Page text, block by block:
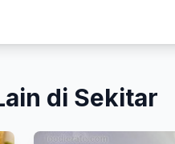
di Sekitar